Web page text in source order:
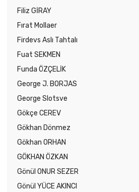
Filiz GİRAY
Fırat Mollaer
Firdevs Aslı Tahtalı
Fuat SEKMEN
Funda ÖZÇELİK
George J. BORJAS
George Slotsve
Gökçe CEREV
Gökhan Dönmez
Gökhan ORHAN
GÖKHAN ÖZKAN
Gönül ONUR SEZER
Gönül YÜCE AKINCI